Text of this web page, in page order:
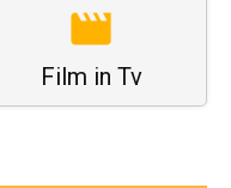
Film in Tv